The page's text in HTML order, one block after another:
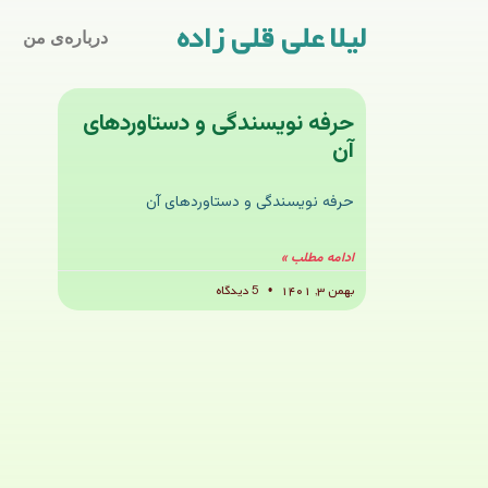
لیلا علی قلی زاده درباره‌ی من
حرفه نویسندگی و دستاوردهای
آن
حرفه نویسندگی و دستاوردهای آن
ادامه مطلب »
بهمن ۳, ۱۴۰۱